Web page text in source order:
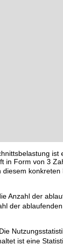
ist
in Form von 3
konkreten
Anzahl der
der
ist eine